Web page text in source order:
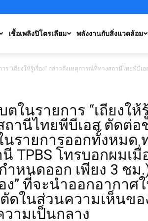
เชื้อเพลิงปิโตรเลียม พลังงานกับสิ่งแวดล้อม
“เถียงให้รู้เรื่อง” กล่าวถึงเหตุการณ์ที่ทางสถานีไทยพี
นรายการ “เถียงให้รู้
านีไทยพีบีเอส ตัดต่อ
รายการออกทั้งหมด
TPBS โทรบอกผมเ
หนดออก เพียง 3 ชม
อง” ที่จะนำออกอากาศ
ดในส่วนความเห็นขอ
ามเป็นกลาง